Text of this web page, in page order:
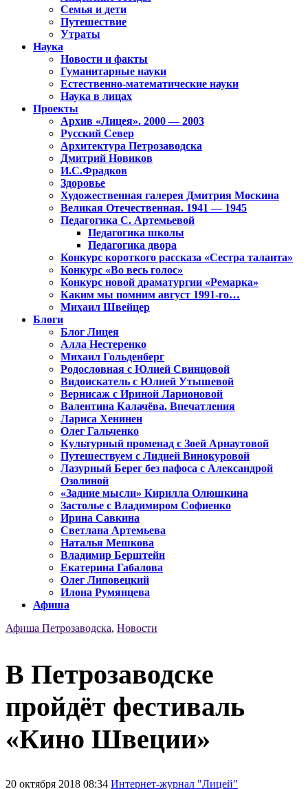
Семья и дети
Путешествие
Утраты
Наука
Новости и факты
Гуманитарные науки
Естественно-математические науки
Наука в лицах
Проекты
Архив «Лицея». 2000 — 2003
Русский Север
Архитектура Петрозаводска
Дмитрий Новиков
И.С.Фрадков
Здоровье
Художественная галерея Дмитрия Москина
Великая Отечественная. 1941 — 1945
Педагогика С. Артемьевой
Педагогика школы
Педагогика двора
Конкурс короткого рассказа «Сестра таланта»
Конкурс «Во весь голос»
Конкурс новой драматургии «Ремарка»
Каким мы помним август 1991-го…
Михаил Швейцер
Блоги
Блог Лицея
Алла Нестеренко
Михаил Гольденберг
Родословная с Юлией Свинцовой
Видоискатель с Юлией Утышевой
Вернисаж с Ириной Ларионовой
Валентина Калачёва. Впечатления
Лариса Хенинен
Олег Гальченко
Культурный променад с Зоей Арнаутовой
Путешествуем с Лидией Винокуровой
Лазурный Берег без пафоса с Александрой
Озолиной
«Задние мысли» Кирилла Олюшкина
Застолье с Владимиром Софиенко
Ирина Савкина
Светлана Артемьева
Наталья Мешкова
Владимир Берштейн
Екатерина Габалова
Олег Липовецкий
Илона Румянцева
Афиша
Афиша Петрозаводска, Новости
В Петрозаводске
пройдёт фестиваль
«Кино Швеции»
20 октября 2018 08:34 Интернет-журнал "Лицей"